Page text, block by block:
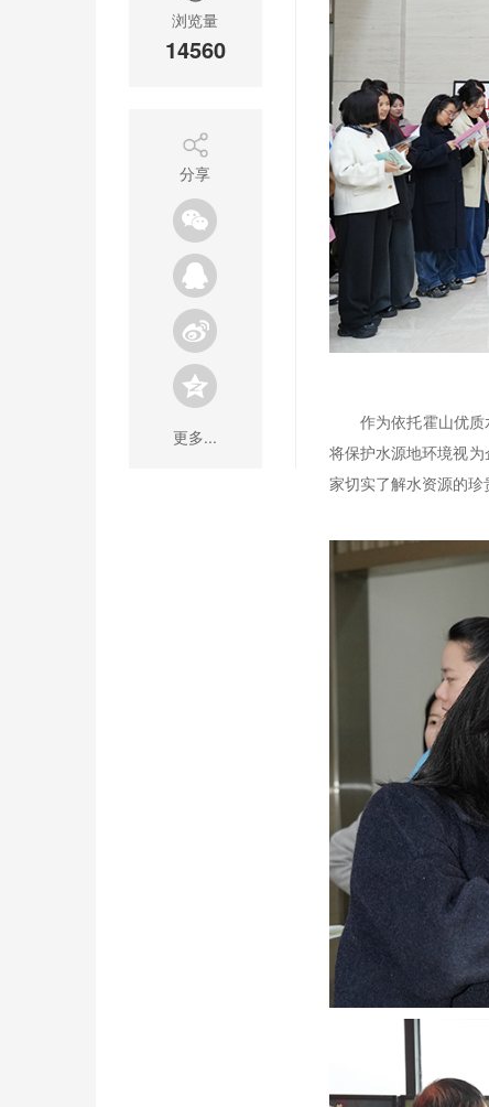
浏览量
14560
分享
更多...
作为依托霍山优
将保护水源地环境视
家切实了解水资源的珍